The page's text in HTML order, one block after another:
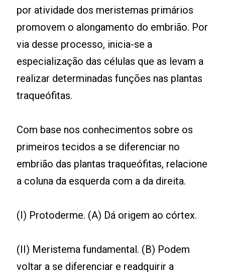
por atividade dos meristemas primários
promovem o alongamento do embrião. Por
via desse processo, inicia-se a
especialização das células que as levam a
realizar determinadas funções nas plantas
traqueófitas.
Com base nos conhecimentos sobre os
primeiros tecidos a se diferenciar no
embrião das plantas traqueófitas, relacione
a coluna da esquerda com a da direita.
(I) Protoderme. (A) Dá origem ao córtex.
(II) Meristema fundamental. (B) Podem
voltar a se diferenciar e readquirir a